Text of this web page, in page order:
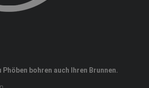
Phöben bohren auch Ihren Brunnen.